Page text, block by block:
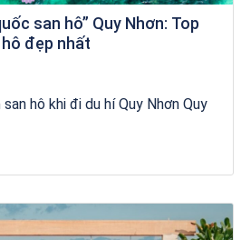
san hô” Quy Nhơn: Top
đẹp nhất
hô khi đi du hí Quy Nhơn Quy
Quy Nhơn